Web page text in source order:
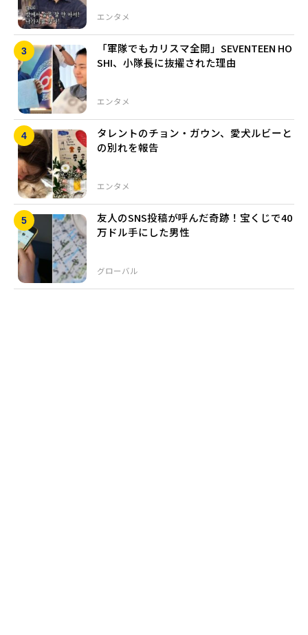
エンタメ
エンタメ
「軍隊でもカリスマ全開」SEVENTEEN HO
SHI、小隊長に抜擢された理由
エンタメ
タレントのチョン・ガウン、愛犬ルビーと
の別れを報告
グローバル
友人のSNS投稿が呼んだ奇跡！宝くじで40
万ドル手にした男性